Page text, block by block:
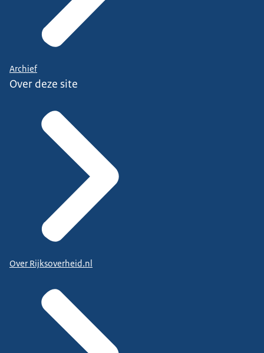
Archief
Over deze site
Over Rijksoverheid.nl